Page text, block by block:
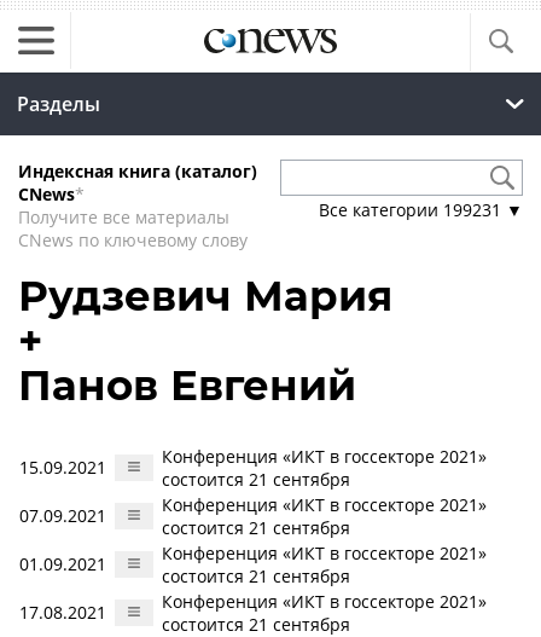
Разделы
Индексная книга (каталог)
CNews*
Получите все материалы
CNews по ключевому слову
Все категории 199231 ▼
Рудзевич Мария
+
Панов Евгений
15.09.2021
Конференция «ИКТ в госсекторе 2021»
состоится 21 сентября
07.09.2021
Конференция «ИКТ в госсекторе 2021»
состоится 21 сентября
01.09.2021
Конференция «ИКТ в госсекторе 2021»
состоится 21 сентября
17.08.2021
Конференция «ИКТ в госсекторе 2021»
состоится 21 сентября